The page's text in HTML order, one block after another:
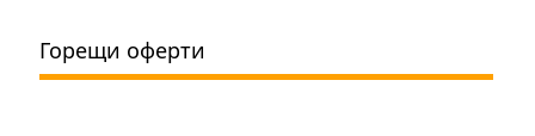
Горещи оферти